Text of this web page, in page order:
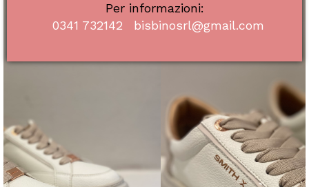
Per informazioni:
0341 732142
bisbinosrl@gmail.com